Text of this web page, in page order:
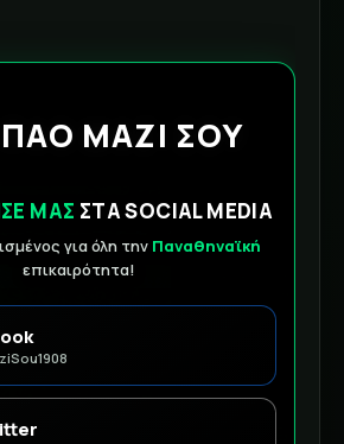
ΠΑΟ ΜΑΖΙ ΣΟΥ
ΜΑΣ ΣΤΑ SOCIAL MEDIA
για όλη την Παναθηναϊκή
επικαιρότητα!